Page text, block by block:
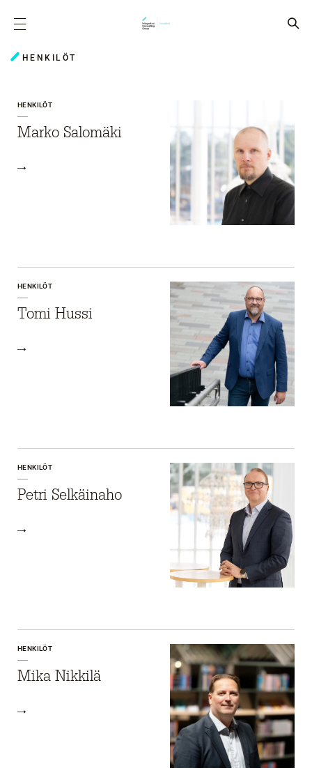
HENKILÖT
HENKILÖT
Marko Salomäki
HENKILÖT
Tomi Hussi
HENKILÖT
Petri Selkäinaho
HENKILÖT
Mika Nikkilä